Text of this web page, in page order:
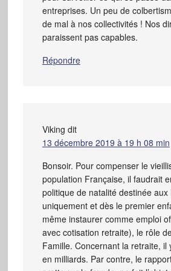
entreprises. Un peu de
de mal à nos collectivités ! Nos
paraissent pas capables.
Répondre
Viking dit
13 décembre 2019 à 19 h 08 min
Bonsoir. Pour compenser le
population Française, il faudrait
politique de natalité destinée aux
uniquement et dès le premier
même instaurer comme emploi
avec cotisation retraite), le rôle
Famille. Concernant la retraite, il
en milliards. Par contre, le